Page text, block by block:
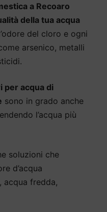
a Recoaro
della tua acqua
del cloro e ogni
arsenico, metalli
per acqua di
sono in grado anche
l’acqua più
soluzioni che
d’acqua
acqua fredda,